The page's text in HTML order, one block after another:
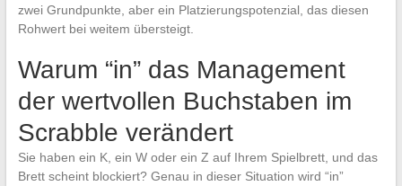
zwei Grundpunkte, aber ein Platzierungspotenzial, das diesen
Rohwert bei weitem übersteigt.
Warum “in” das Management
der wertvollen Buchstaben im
Scrabble verändert
Sie haben ein K, ein W oder ein Z auf Ihrem Spielbrett, und das
Brett scheint blockiert? Genau in dieser Situation wird “in”